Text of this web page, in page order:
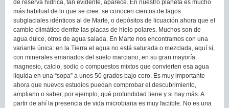
de reserva hídrica, tan evidente, aparece. En nuestro planeta es mucho
más habitual de lo que se cree: se conocen cientos de lagos
subglaciales idénticos al de Marte, o depósitos de licuación ahora que el
cambio climático derrite las placas de hielo polares. Muchos son de
agua dulce, otros de agua salada. En Marte nos encontramos con una
variante única: en la Tierra el agua no está saturada o mezclada, aquí sí,
con minerales emanados del suelo marciano, en su gran mayoría
magnesio, calcio, sodio o compuestos mixtos que convierten esa agua
líquida en una “sopa” a unos 50 grados bajo cero. Es muy importante
ahora que nuevos estudios puedan comprobar el descubrimiento,
ampliarlo o saber, por ejemplo, qué profundidad tiene y si hay más. A
partir de ahí la presencia de vida microbiana es muy factible. No es una